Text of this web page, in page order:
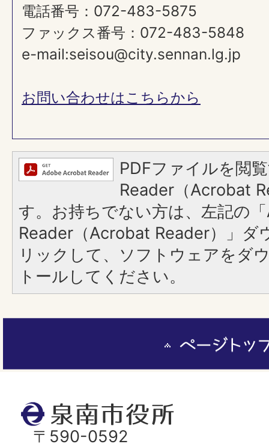
電話番号：072-483-5875
ファックス番号：072-483-5848
e-mail:seisou@city.sennan.lg.jp
お問い合わせはこちらから
PDFファイルを閲
Reader（Acrobat
す。お持ちでない方は、左記の
Reader（Acrobat Reader）」ダ
リックして、ソフトウェアをダ
トールしてください。
泉
南〒590-0592